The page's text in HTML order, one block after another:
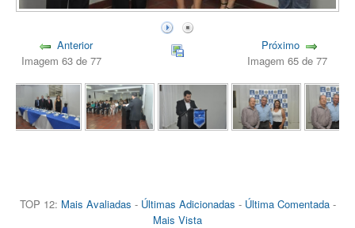
Anterior
Imagem 63 de 77
Próximo
Imagem 65 de 77
TOP 12: Mais Avaliadas - Últimas Adicionadas - Última Comentada-
Mais Vista